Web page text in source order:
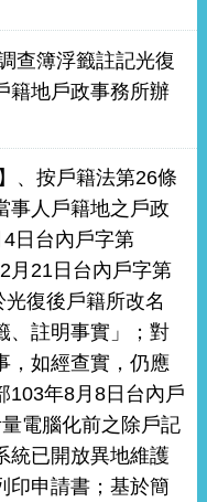
查簿浮籤註記光復
籍地戶政事務所辦
、按戶籍法第26條
事人戶籍地之戶政
日台內戶字第
月21日台內戶字第
復後戶籍所改名
、註明事實」；對
，如經查實，仍應
103年8月8日台內戶
電腦化前之除戶記
統已開放異地維護
印申請書；基於簡